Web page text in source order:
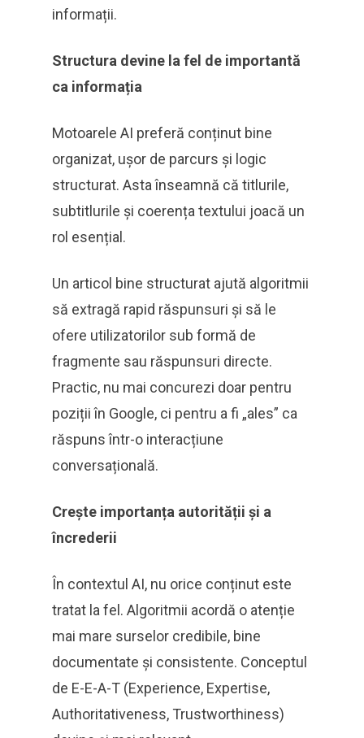
informații.
Structura devine la fel de importantă
ca informația
Motoarele AI preferă conținut bine
organizat, ușor de parcurs și logic
structurat. Asta înseamnă că titlurile,
subtitlurile și coerența textului joacă un
rol esențial.
Un articol bine structurat ajută algoritmii
să extragă rapid răspunsuri și să le
ofere utilizatorilor sub formă de
fragmente sau răspunsuri directe.
Practic, nu mai concurezi doar pentru
poziții în Google, ci pentru a fi „ales” ca
răspuns într-o interacțiune
conversațională.
Crește importanța autorității și a
încrederii
În contextul AI, nu orice conținut este
tratat la fel. Algoritmii acordă o atenție
mai mare surselor credibile, bine
documentate și consistente. Conceptul
de E-E-A-T (Experience, Expertise,
Authoritativeness, Trustworthiness)